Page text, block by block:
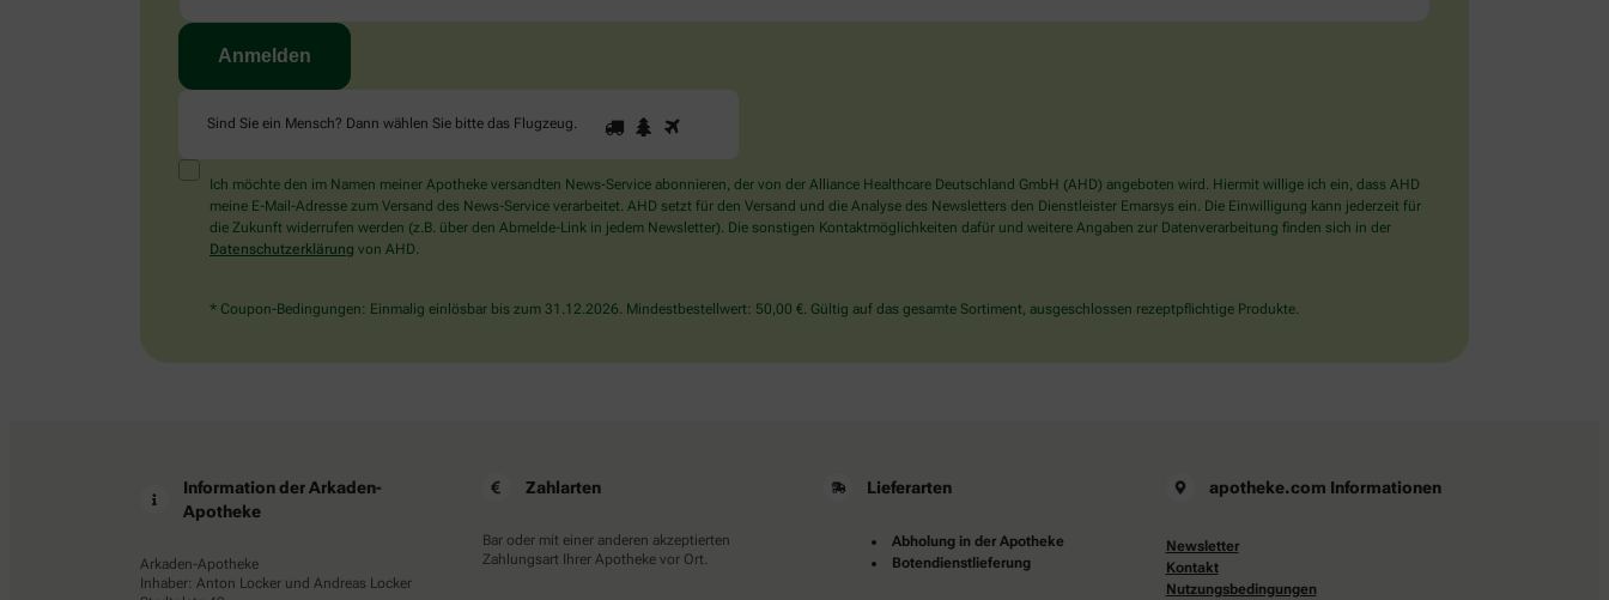
Sind Sie ein Mensch? Dann wählen Sie bitte das Flugzeug.
Sie
Mensch?
Dann
wählen
Flugzeug.
1 2
Ich möchte den im Namen meiner Apotheke versandten News-Service abonnieren, der von der Alliance Healthcare Deutschland GmbH (AHD) angeboten wird. Hiermit willige ich ein, dass AHD
meine E-Mail-Adresse zum Versand des News-Service verarbeitet. AHD setzt für den Versand und die Analyse des Newsletters den Dienstleister Emarsys ein. Die Einwilligung kann jederzeit für
die Zukunft widerrufen werden (z.B. über den Abmelde-Link in jedem Newsletter). Die sonstigen Kontaktmöglichkeiten dafür und weitere Angaben zur Datenverarbeitung finden sich in der
Datenschutzerklärung von AHD.
* Coupon-Bedingungen: Einmalig einlösbar bis zum 31.12.2026. Mindestbestellwert: 50,00 €. Gültig auf das gesamte Sortiment, ausgeschlossen rezeptpflichtige Produkte.
Information der Arkaden-
Apotheke
Arkaden-Apotheke
Inhaber: Anton Locker und Andreas Locker
Zahlarten
Bar oder mit einer anderen akzeptierten
Zahlungsart Ihrer Apotheke vor Ort.
Lieferarten
Abholung in der Apotheke
Botendienstlieferung
apotheke.com Informationen
Newsletter
Kontakt
Nutzungsbedingungen